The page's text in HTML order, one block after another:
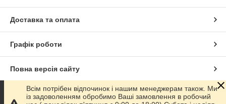
Доставка та оплата
Графік роботи
Повна версія сайту
Сайт створено на маркетплейсіProm.ua
Всім потрібен відпочинок і нашим менеджерам також. Ми
із задоволенням обробимо Ваші замовлення в робочий